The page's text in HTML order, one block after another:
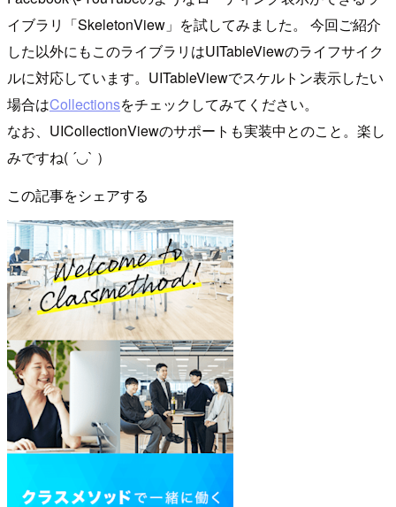
イブラリ「SkeletonView」を試してみました。 今回ご紹介
した以外にもこのライブラリはUITableViewのライフサイク
ルに対応しています。UITableViewでスケルトン表示したい
場合はCollectionsをチェックしてみてください。
なお、UICollectionViewのサポートも実装中とのこと。楽し
みですね( ´◡` ）
この記事をシェアする